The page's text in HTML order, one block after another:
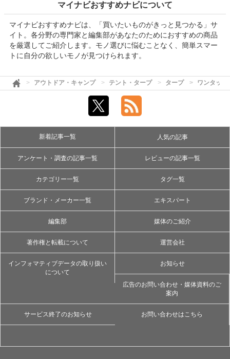
マイナビおすすめナビについて
マイナビおすすめナビは、「買いたいものがきっと見つかる」サ
イト。各分野の専門家と編集部があなたのためにおすすめの商品
を厳選してご紹介します。モノ選びに悩むことなく、簡単スマー
トに自分の欲しいモノが見つけられます。
アウトドア・キャンプ テント・タープ タープ ワンタッチ
新着記事一覧 人気の記事
アンケート・調査の記事一覧 レビューの記事一覧
カテゴリー一覧 タグ一覧
ブランド・メーカー一覧 エキスパート
編集部 媒体のご紹介
著作権と転載について 運営会社
インフォマティブデータの取り扱い
について
お知らせ
広告のお問い合わせ・媒体資料のご
案内
サービス終了のお知らせ お問い合わせはこちら